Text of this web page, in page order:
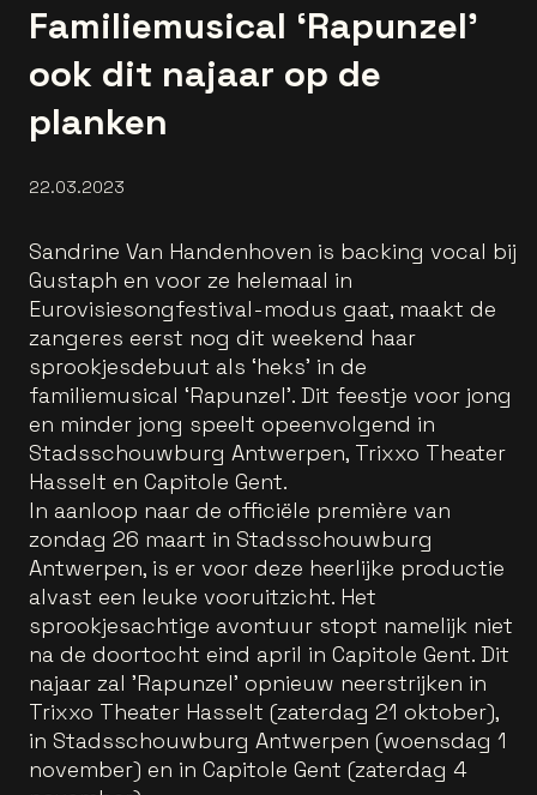
Familiemusical ‘Rapunzel’
ook dit najaar op de
planken
22.03.2023
Sandrine Van Handenhoven is backing vocal bij
Gustaph en voor ze helemaal in
Eurovisiesongfestival-modus gaat, maakt de
zangeres eerst nog dit weekend haar
sprookjesdebuut als ‘heks’ in de
familiemusical ‘Rapunzel’. Dit feestje voor jong
en minder jong speelt opeenvolgend in
Stadsschouwburg Antwerpen, Trixxo Theater
Hasselt en Capitole Gent.
In aanloop naar de officiële première van
zondag 26 maart in Stadsschouwburg
Antwerpen, is er voor deze heerlijke productie
alvast een leuke vooruitzicht. Het
sprookjesachtige avontuur stopt namelijk niet
na de doortocht eind april in Capitole Gent. Dit
najaar zal 'Rapunzel' opnieuw neerstrijken in
Trixxo Theater Hasselt (zaterdag 21 oktober),
in Stadsschouwburg Antwerpen (woensdag 1
november) en in Capitole Gent (zaterdag 4